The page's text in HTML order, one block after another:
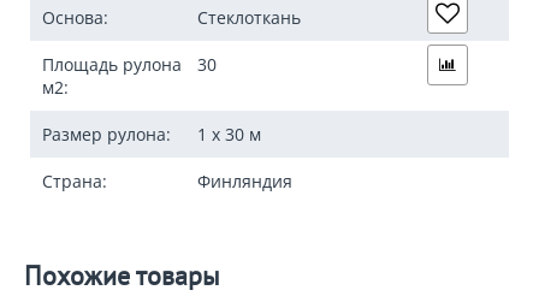
Основа: Стеклоткань
Площадь рулона
м2:
30
Размер рулона: 1 х 30 м
Страна: Финляндия
Похожие товары